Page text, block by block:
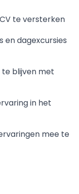
te versterken
en dagexcursies
blijven met
in het
mee te